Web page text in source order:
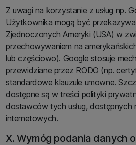
Z uwagi na korzystanie z usług np.
Użytkownika mogą być
Zjednoczonych Ameryki (USA) w
przechowywaniem na
lub częściowo). Google stosuje
przewidziane przez RODO (np.
standardowe klauzule umowne.
dostępne są w treści polityki
dostawców tych usług, dostępnych
internetowych.
X. Wymóg podania danych